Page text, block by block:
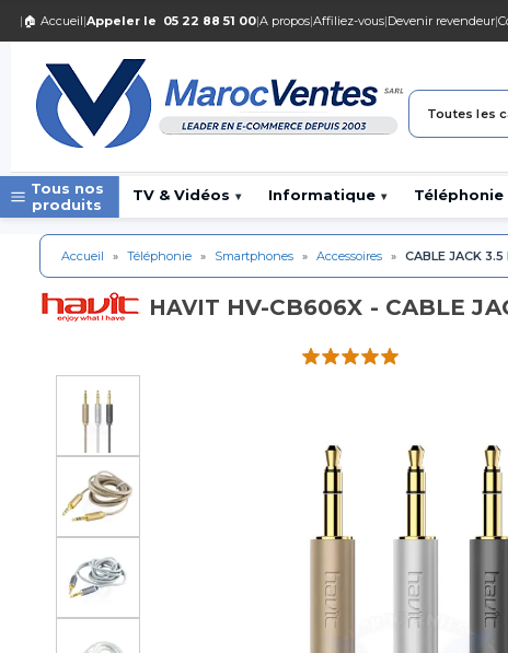
| 🏠 Accueil|Appeler le 05 22 88 51 00|A propos|Affiliez-vous|Devenir revendeur|
Toutes les
Tous nos
produits
TV & Vidéos ▾ Informatique ▾ Téléphonie
Accueil » Téléphonie » Smartphones » Accessoires » CABLE JACK
HAVIT HV-CB606X - CABLE